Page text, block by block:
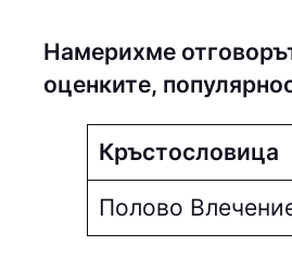
Намерихме
оценките,
Кръстословица
Полово